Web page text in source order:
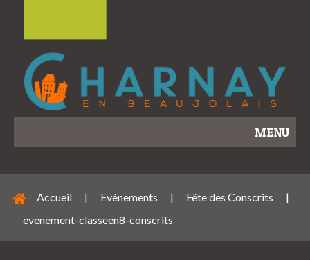
MENU
Accueil | Evènements | Fête des Conscrits
|
evenement-classeen8-conscrits